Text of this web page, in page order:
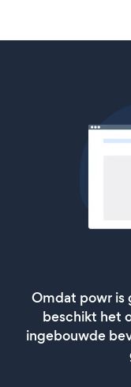
Omdat powr is
beschikt het
ingebouwde